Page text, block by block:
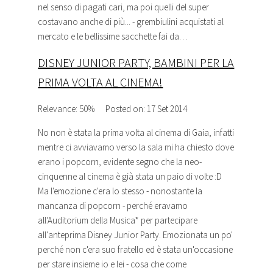
nel senso di pagati cari, ma poi quelli del super
costavano anche di più... - grembiulini acquistati al
mercato e le bellissime sacchette fai da…
DISNEY JUNIOR PARTY, BAMBINI PER LA
PRIMA VOLTA AL CINEMA!
Relevance: 50% Posted on: 17 Set 2014
No non è stata la prima volta al cinema di Gaia, infatti
mentre ci avviavamo verso la sala mi ha chiesto dove
erano i popcorn, evidente segno che la neo-
cinquenne al cinema è già stata un paio di volte :D
Ma l'emozione c'era lo stesso - nonostante la
mancanza di popcorn - perché eravamo
all'Auditorium della Musica* per partecipare
all'anteprima Disney Junior Party. Emozionata un po'
perché non c'era suo fratello ed è stata un'occasione
per stare insieme io e lei - cosa che come